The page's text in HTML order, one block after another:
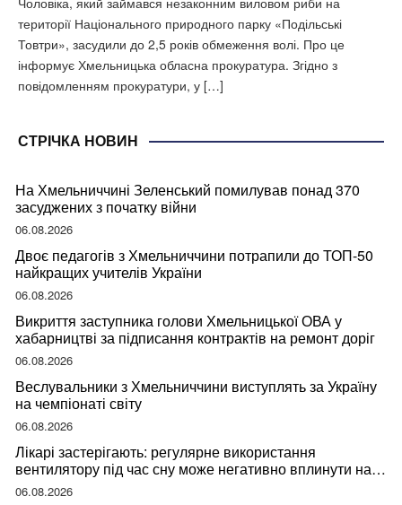
території Національного природного парку «Подільські
Товтри», засудили до 2,5 років обмеження волі. Про це
інформує Хмельницька обласна прокуратура. Згідно з
повідомленням прокуратури, у […]
СТРІЧКА НОВИН
На Хмельниччині Зеленський помилував понад 370
засуджених з початку війни
06.08.2026
Двоє педагогів з Хмельниччини потрапили до ТОП-50
найкращих учителів України
06.08.2026
Викриття заступника голови Хмельницької ОВА у
хабарництві за підписання контрактів на ремонт доріг
06.08.2026
Веслувальники з Хмельниччини виступлять за Україну
на чемпіонаті світу
06.08.2026
Лікарі застерігають: регулярне використання
вентилятору під час сну може негативно вплинути на
ваше здоров’я
06.08.2026